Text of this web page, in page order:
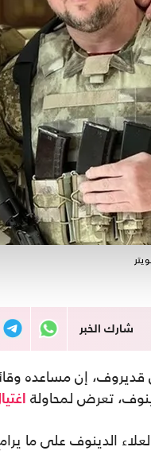
شارك الخبر
قديروف، إن مساعده
تعرض لمحاولة
الدينوف على ما